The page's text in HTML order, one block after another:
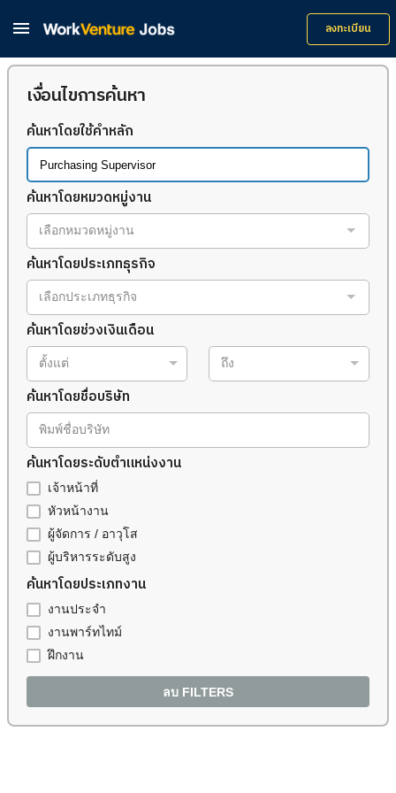
 ลงทะเบียน
เงื่อนไขการค้นหา
ค้นหาโดยใช้คำหลัก
ค้นหาโดยหมวดหมู่งาน
เลือกหมวดหมู่งาน
ค้นหาโดยประเภทธุรกิจ
เลือกประเภทธุรกิจ
ค้นหาโดยช่วงเงินเดือน
ตั้งแต่ ถึง
ค้นหาโดยชื่อบริษัท
พิมพ์ชื่อบริษัท
ค้นหาโดยระดับตำแหน่งงาน
เจ้าหน้าที่
หัวหน้างาน
ผู้จัดการ / อาวุโส
ผู้บริหารระดับสูง
ค้นหาโดยประเภทงาน
งานประจำ
งานพาร์ทไทม์
ฝึกงาน
ลบ FILTERS